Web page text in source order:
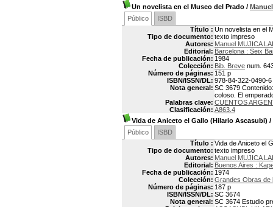
Un novelista en el Museo del Prado /
Público
ISBD
Título : Un novelista en el
Tipo de documento: texto impreso
Autores: Manuel MUJICA
Editorial: Barcelona : Seix
Fecha de publicación: 1984
Colección: Bib. Breve num.
Número de páginas: 151 p
ISBN/ISSN/DL: 978-84-322-0490-6
Nota general: SC 3679
coloso. El
Palabras clave: CUENTOS
Clasificación: A863.4
Vida de Aniceto el Gallo (Hilario Ascasubi) /
Público
ISBD
Título : Vida de Aniceto el
Tipo de documento: texto impreso
Autores: Manuel MUJICA
Editorial: Buenos Aires :
Fecha de publicación: 1974
Colección: Grandes Obras de
Número de páginas: 187 p
ISBN/ISSN/DL: SC 3674
Nota general: SC 3674 Estudio